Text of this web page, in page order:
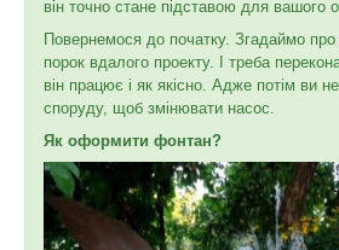
він точно стане підставою для вашого
Повернемося до початку. Згадаймо
порок вдалого проекту. І треба
він працює і як якісно. Адже потім ви
споруду, щоб змінювати насос.
Як оформити фонтан?